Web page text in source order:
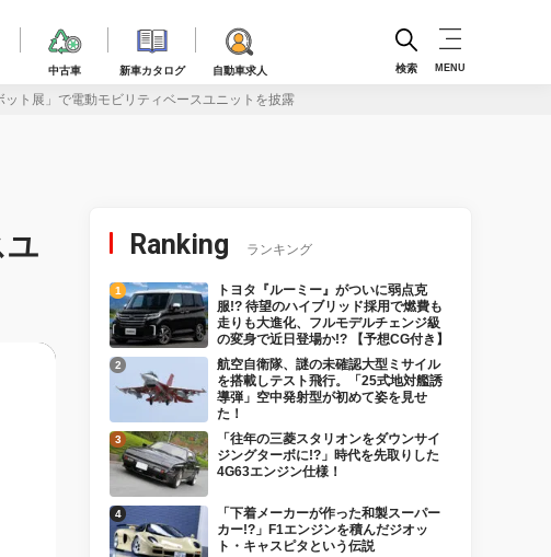
中古車 新車カタログ 自動車求人 検索 MENU
ット展」で電動モビリティベースユニットを披露
Ranking ランキング
トヨタ『ルーミー』がついに弱点克
服!? 待望のハイブリッド採用で燃費も
走りも大進化、フルモデルチェンジ級
の変身で近日登場か!? 【予想CG付き】
航空自衛隊、謎の未確認大型ミサイル
を搭載しテスト飛行。「25式地対艦誘
導弾」空中発射型が初めて姿を見せ
た！
「往年の三菱スタリオンをダウンサイ
ジングターボに!?」時代を先取りした
4G63エンジン仕様！
「下着メーカーが作った和製スーパー
カー!?」F1エンジンを積んだジオッ
ト・キャスピタという伝説